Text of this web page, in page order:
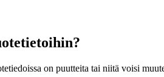
on puutteita tai niitä voisi